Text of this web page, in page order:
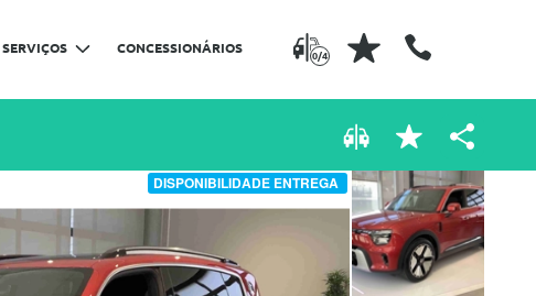
0/4
SERVIÇOS CONCESSIONÁRIOS
DISPONIBILIDADE ENTREGA